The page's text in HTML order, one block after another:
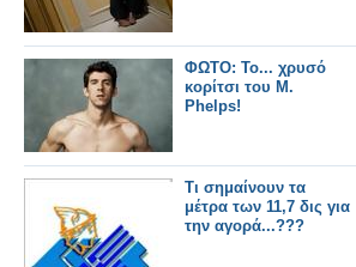
ΦΩΤΟ: Το... χρυσό
κορίτσι του M.
Phelps!
Τι σημαίνουν τα
μέτρα των 11,7 δις για
την αγορά...???